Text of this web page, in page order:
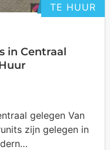
TE HUUR
in Centraal
gelegen Van
zijn gelegen in